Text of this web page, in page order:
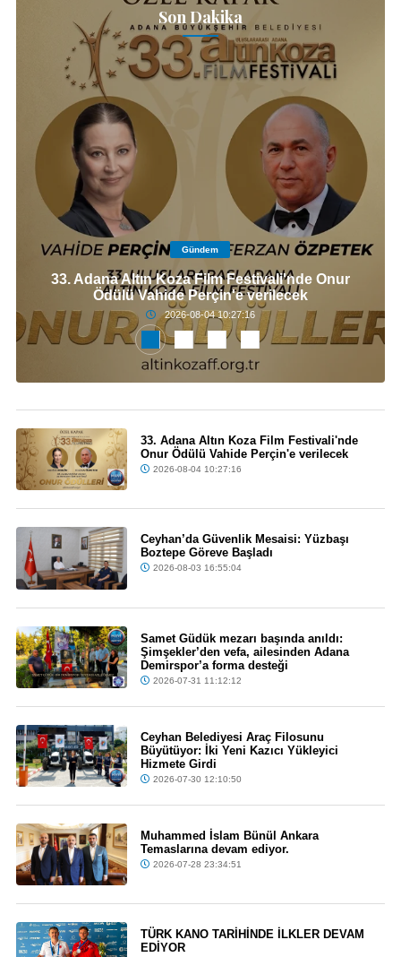
Son Dakika
Gündem
33. Adana Altın Koza Film Festivali'nde Onur
Ödülü Vahide Perçin'e verilecek
2026-08-04 10:27:16
33. Adana Altın Koza Film Festivali'nde
Onur Ödülü Vahide Perçin'e verilecek
2026-08-04 10:27:16
Ceyhan’da Güvenlik Mesaisi: Yüzbaşı
Boztepe Göreve Başladı
2026-08-03 16:55:04
Samet Güdük mezarı başında anıldı:
Şimşekler’den vefa, ailesinden Adana
Demirspor’a forma desteği
2026-07-31 11:12:12
Ceyhan Belediyesi Araç Filosunu
Büyütüyor: İki Yeni Kazıcı Yükleyici
Hizmete Girdi
2026-07-30 12:10:50
Muhammed İslam Bünül Ankara
Temaslarına devam ediyor.
2026-07-28 23:34:51
TÜRK KANO TARİHİNDE İLKLER DEVAM
EDİYOR